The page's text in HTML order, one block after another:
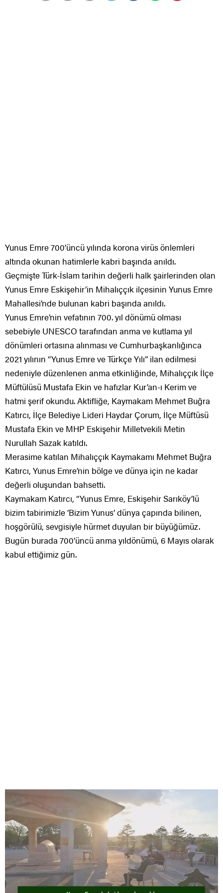
Yunus Emre 700’üncü yılında korona virüs önlemleri
altında okunan hatimlerle kabri başında anıldı.
Geçmişte Türk-İslam tarihin değerli halk şairlerinden olan
Yunus Emre Eskişehir’in Mihalıççık ilçesinin Yunus Emre
Mahallesi’nde bulunan kabri başında anıldı.
Yunus Emre’nin vefatının 700. yıl dönümü olması
sebebiyle UNESCO tarafından anma ve kutlama yıl
dönümleri ortasına alınması ve Cumhurbaşkanlığınca
2021 yılının “Yunus Emre ve Türkçe Yılı” ilan edilmesi
nedeniyle düzenlenen anma etkinliğinde, Mihalıççık İlçe
Müftülüsü Mustafa Ekin ve hafızlar Kur’an-ı Kerim ve
hatmi şerif okundu. Aktifliğe, Kaymakam Mehmet Buğra
Katırcı, İlçe Belediye Lideri Haydar Çorum, İlçe Müftüsü
Mustafa Ekin ve MHP Eskişehir Milletvekili Metin
Nurullah Sazak katıldı.
Merasime katılan Mihalıççık Kaymakamı Mehmet Buğra
Katırcı, Yunus Emre’nin bölge ve dünya için ne kadar
değerli oluşundan bahsetti.
Kaymakam Katırcı, “Yunus Emre, Eskişehir Sarıköy’lü
bizim tabirimizle ’Bizim Yunus’ dünya çapında bilinen,
hoşgörülü, sevgisiyle hürmet duyulan bir büyüğümüz.
Bugün burada 700’üncü anma yıldönümü, 6 Mayıs olarak
kabul ettiğimiz gün.